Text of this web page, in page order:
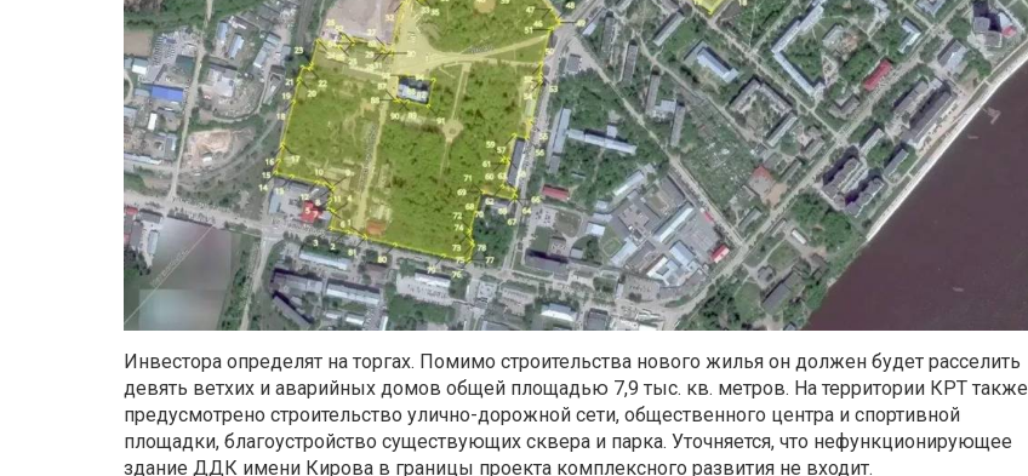
Инвестора определят на торгах. Помимо строительства нового жилья он должен будет расселить
девять ветхих и аварийных домов общей площадью 7,9 тыс. кв. метров. На территории КРТ также
предусмотрено строительство улично-дорожной сети, общественного центра и спортивной
площадки, благоустройство существующих сквера и парка. Уточняется, что нефункционирующее
здание ДДК имени Кирова в границы проекта комплексного развития не входит.